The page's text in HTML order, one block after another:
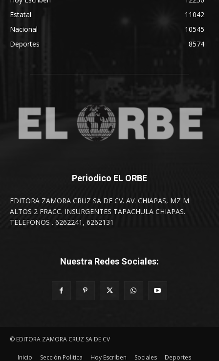
Estatal
11042
Nacional
10545
Deportes
8574
Periodico EL ORBE
EDITORA ZAMORA CRUZ SA DE CV. AV. CHIAPAS, MZ M
ALTOS 2 FRACC. INSURGENTES TAPACHULA CHIAPAS.
TELEFONOS . 6262241, 6262131
Nuestra Redes Sociales:
© EDITORA ZAMORA CRUZ SA DE CV
Inicio Sección Politica Hoy Escriben Sociales Deportes